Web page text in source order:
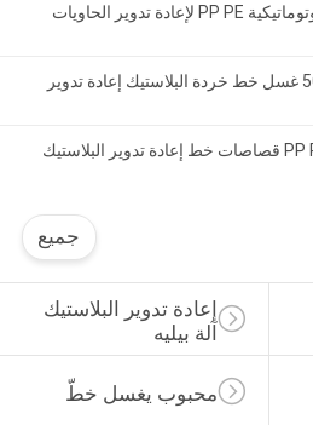
آلة إعادة تدوير HDPE شبه الأوتوماتيكية PP PE لإعادة تدوير الحاويات
500kg / H -3000kg / H HDPE غسل خط خردة البلاستيك إعادة تدوير
النفايات HDPE غسل الخط PP PE قصاصات خط إعادة تدوير البلاستيك
جميع
إعادة تدوير البلاستيك
آلة بيليه
محبوب يغسل خطّ